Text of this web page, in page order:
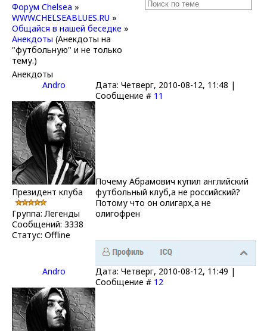
Форум Chelsea »
WWW.CHELSEABLUES.RU »
Общайся в нашей беседке »
Анекдоты (Анекдоты на
"футбольную" и не только
тему.)
Анекдоты
Andro
Дата: Четверг, 2010-08-12, 11:48 |
Сообщение # 11
Президент клуба
Группа: Легенды
Сообщений: 3338
Статус: Offline
Почему Абрамович купил английский
футбольный клуб,а не российский?
Потому что он олигарх,а не
олигофрен
Andro
Дата: Четверг, 2010-08-12, 11:49 |
Сообщение # 12